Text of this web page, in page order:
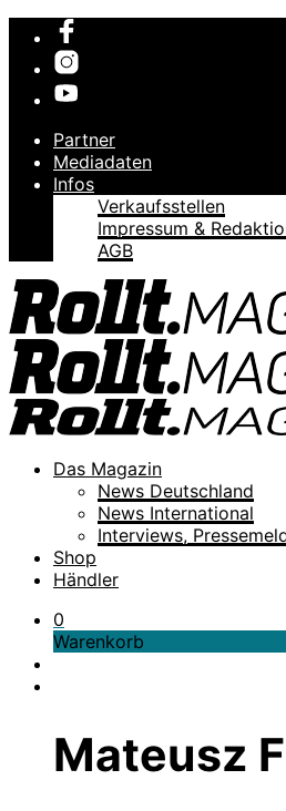
Partner
Mediadaten
Infos
Verkaufsstellen
Impressum &
AGB
Das Magazin
News Deutschland
News International
Interviews,
Shop
Händler
0
Warenkorb
Mateusz